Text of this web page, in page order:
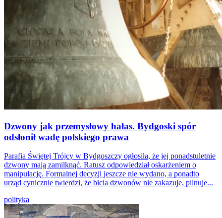
Dzwony jak przemysłowy hałas. Bydgoski spór
odsłonił wadę polskiego prawa
Parafia Świętej Trójcy w Bydgoszczy ogłosiła, że jej ponadstuletnie
dzwony mają zamilknąć. Ratusz odpowiedział oskarżeniem o
manipulację. Formalnej decyzji jeszcze nie wydano, a ponadto
urząd cynicznie twierdzi, że bicia dzwonów nie zakazuje, pilnuje...
polityka